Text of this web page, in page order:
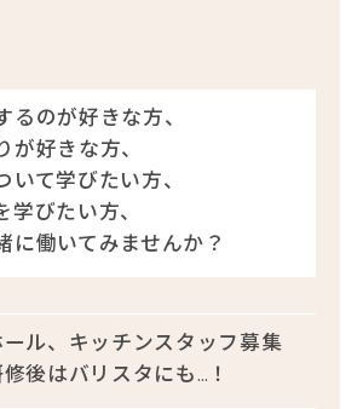
るのが好きな方、
が好きな方、
いて学びたい方、
学びたい方、
に働いてみませんか？
ール、キッチンスタッフ募集
後はバリスタにも…！